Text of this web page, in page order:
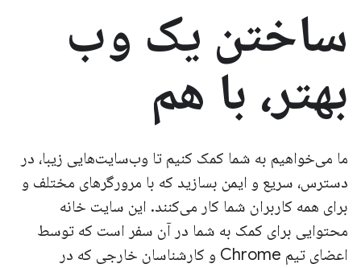
ساختن یک وب
بهتر، با هم
ما می‌خواهیم به شما کمک کنیم تا وب‌سایت‌هایی زیبا، در
دسترس، سریع و ایمن بسازید که با مرورگرهای مختلف و
برای همه کاربران شما کار می‌کنند. این سایت خانه
محتوایی برای کمک به شما در آن سفر است که توسط
اعضای تیم Chrome و کارشناسان خارجی که در